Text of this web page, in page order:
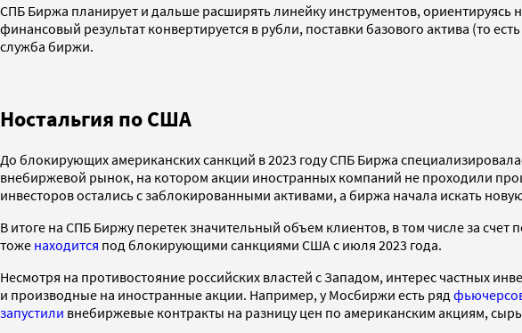
СПБ Биржа планирует и дальше расширять линейку инструментов,
финансовый результат конвертируется в рубли, поставки базового актива (то
служба биржи.
Ностальгия по США
До блокирующих американских санкций в 2023 году СПБ Биржа
внебиржевой рынок, на котором акции иностранных компаний не проходили
инвесторов остались с заблокированными активами, а биржа начала искать
В итоге на СПБ Биржу перетек значительный объем клиентов, в том числе за
тоже находится под блокирующими санкциями США с июля 2023 года.
Несмотря на противостояние российских властей с Западом, интерес частных
и производные на иностранные акции. Например, у Мосбиржи есть ряд
запустили внебиржевые контракты на разницу цен по американским акциям,